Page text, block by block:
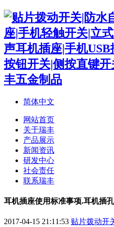
简体中文
网站首页
关于瑞丰
产品展示
新闻资讯
研发中心
社会责任
联系瑞丰
耳机插座使用标准事项.耳机插
2017-04-15 21:11:53 贴片拨动开